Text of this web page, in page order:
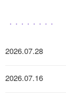
2026.07.28
2026.07.16